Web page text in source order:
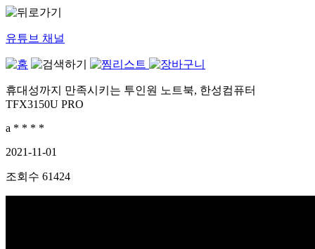
유튜브 채널
휴대성까지 만족시키는 투인원 노트북, 한성컴퓨터
TFX3150U PRO
a * * * *
2021-11-01
조회수 61424